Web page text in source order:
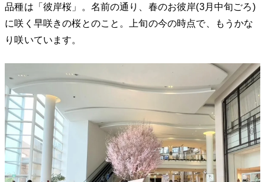
品種は「彼岸桜」。名前の通り、春のお彼岸(3月中旬ごろ)
に咲く早咲きの桜とのこと。上旬の今の時点で、もうかな
り咲いています。